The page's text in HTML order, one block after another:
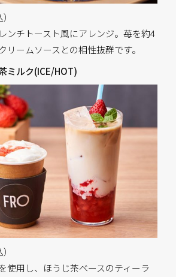
ンチトースト風にアレンジ。苺を約4
リームソースとの相性抜群です。
ミルク(ICE/HOT)
使用し、ほうじ茶ベースのティーラ